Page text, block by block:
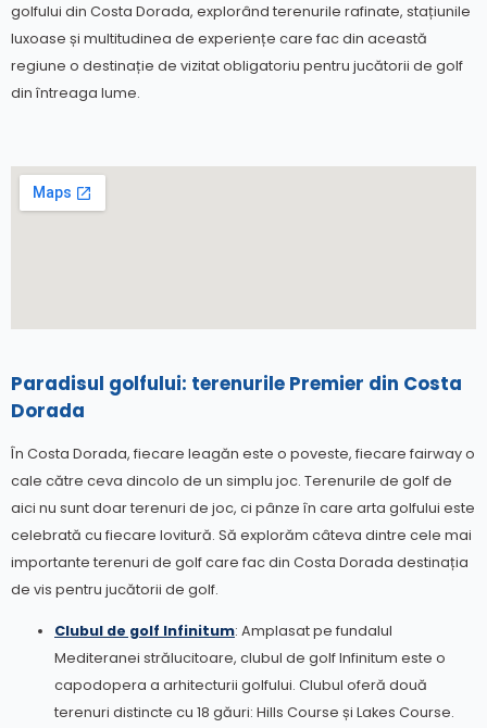
golfului din Costa Dorada, explorând terenurile rafinate, stațiunile
luxoase și multitudinea de experiențe care fac din această
regiune o destinație de vizitat obligatoriu pentru jucătorii de golf
din întreaga lume.
Paradisul golfului: terenurile Premier din Costa
Dorada
În Costa Dorada, fiecare leagăn este o poveste, fiecare fairway o
cale către ceva dincolo de un simplu joc. Terenurile de golf de
aici nu sunt doar terenuri de joc, ci pânze în care arta golfului este
celebrată cu fiecare lovitură. Să explorăm câteva dintre cele mai
importante terenuri de golf care fac din Costa Dorada destinația
de vis pentru jucătorii de golf.
Clubul de golf Infinitum: Amplasat pe fundalul
Mediteranei strălucitoare, clubul de golf Infinitum este o
capodopera a arhitecturii golfului. Clubul oferă două
terenuri distincte cu 18 găuri: Hills Course și Lakes Course.